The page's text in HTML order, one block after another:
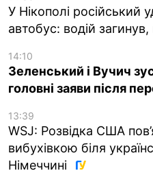
У Нікополі російський
автобус: водій
14:10
Зеленський і Вучич
головні заяви після
13:39
WSJ: Розвідка США
вибухівкою біля
Німеччині